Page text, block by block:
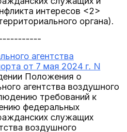
интересов <2>
органа).
агентства
от 7 мая 2024 г. N
Положения о
агентства воздушного
требований к
федеральных
служащих
воздушного